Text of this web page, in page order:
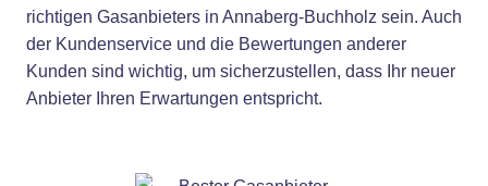
richtigen Gasanbieters in Annaberg-Buchholz sein. Auch
der Kundenservice und die Bewertungen anderer
Kunden sind wichtig, um sicherzustellen, dass Ihr neuer
Anbieter Ihren Erwartungen entspricht.